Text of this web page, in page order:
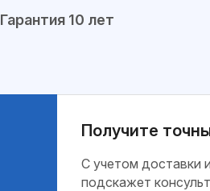
Гарантия 10 лет
Получите
C учетом доставки
подскажет